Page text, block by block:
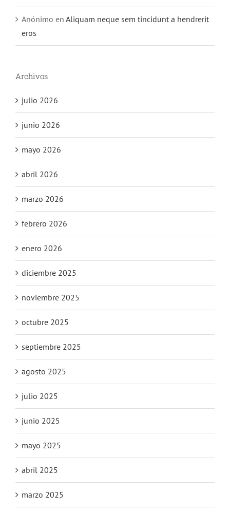
Anónimo en Aliquam neque sem tincidunt a hendrerit
eros
Archivos
julio 2026
junio 2026
mayo 2026
abril 2026
marzo 2026
febrero 2026
enero 2026
diciembre 2025
noviembre 2025
octubre 2025
septiembre 2025
agosto 2025
julio 2025
junio 2025
mayo 2025
abril 2025
marzo 2025